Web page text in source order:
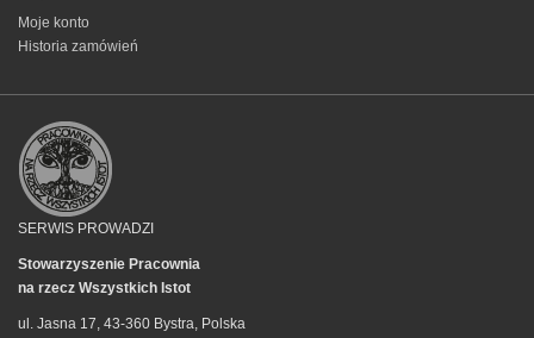
Moje konto
Historia zamówień
SERWIS PROWADZI
Stowarzyszenie Pracownia
na rzecz Wszystkich Istot
ul. Jasna 17, 43-360 Bystra, Polska